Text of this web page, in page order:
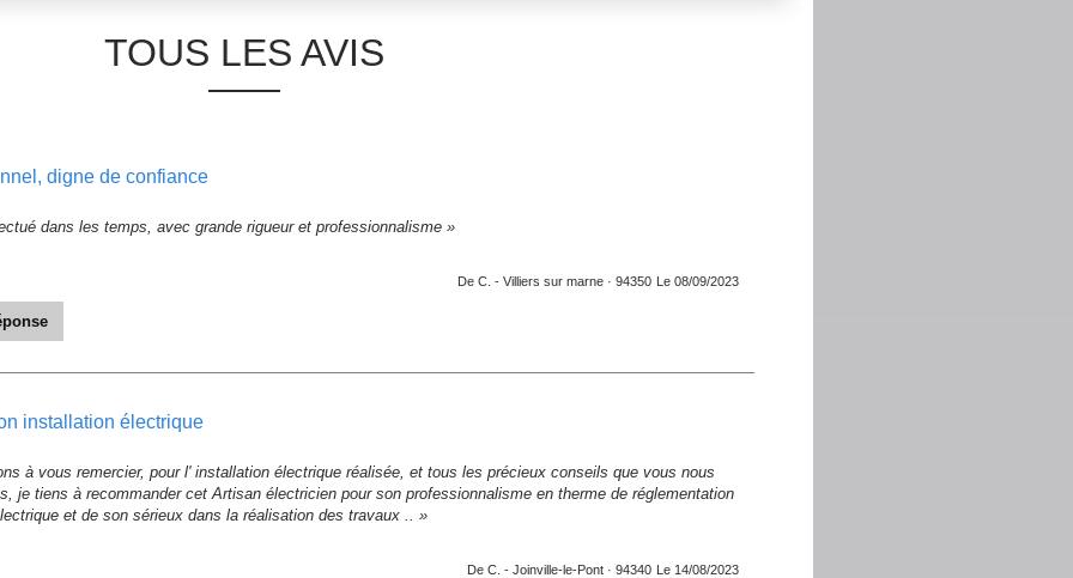
TOUS LES AVIS
digne de confiance
dans les temps, avec grande rigueur et professionnalisme »
De C. -Villiers sur marne · 94350 Le 08/09/2023
installation électrique
à vous remercier, pour l' installation électrique réalisée, et tous les précieux conseils que vous nous
je tiens à recommander cet Artisan électricien pour son professionnalisme en therme de réglementation
et de son sérieux dans la réalisation des travaux .. »
De C. -Joinville-le-Pont · 94340 Le 14/08/2023